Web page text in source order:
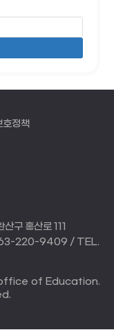
호정책
구 홍산로 111
063-220-9409 / TEL.
of Education.